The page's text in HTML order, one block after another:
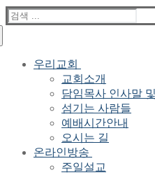
검
색
우리교회
교회소개
담임목사 인사말
섬기는 사람들
예배시간안내
오시는 길
온라인방송
주일설교